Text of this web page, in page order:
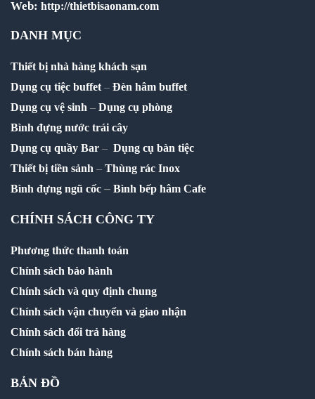
Web: http://thietbisaonam.com
DANH MỤC
Thiết bị nhà hàng khách sạn
Dụng cụ tiệc buffet – Đèn hâm buffet
Dụng cụ vệ sinh – Dụng cụ phòng
Bình đựng nước trái cây
Dụng cụ quầy Bar – Dụng cụ bàn tiệc
Thiết bị tiền sảnh – Thùng rác Inox
Bình đựng ngũ cốc – Bình bếp hâm Cafe
CHÍNH SÁCH CÔNG TY
Phương thức thanh toán
Chính sách bảo hành
Chính sách và quy định chung
Chính sách vận chuyển và giao nhận
Chính sách đổi trả hàng
Chính sách bán hàng
BẢN ĐỒ